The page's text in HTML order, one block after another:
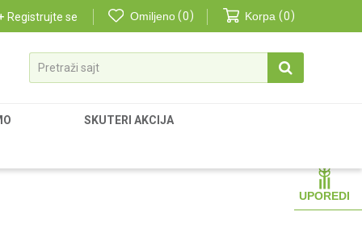
Registrujte se Omiljeno 0 Korpa 0
Pretraži sajt
SKUTERI AKCIJA
UPOREDI